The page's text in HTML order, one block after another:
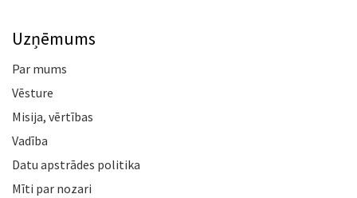
Uzņēmums
Par mums
Vēsture
Misija, vērtības
Vadība
Datu apstrādes politika
Mīti par nozari